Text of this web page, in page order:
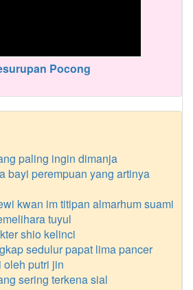
Pocong
paling ingin dimanja
bayi perempuan yang artinya
kwan im titipan almarhum suami
tuyul
shio kelinci
sedulur papat lima pancer
putri jin
sering terkena sial